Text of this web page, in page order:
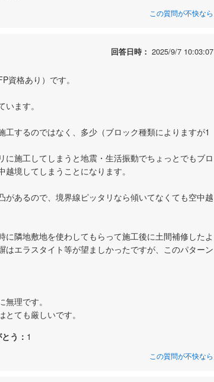
この質問が不快なら
回答日時： 2025/9/7 10:03:07
資格あり）です。
ます。
工するのではなく、多少（ブロック種類によりますが1
施工してしまうと地震・生活振動でちょっとでもブロ
境してしまうことになります。
があるので、境界線ピッタリなら傾いてなくても空中越
隣地敷地を使わしてもらって施工後に土間補修したよ
はエラスタイト等が望ましかったですが、このパターン
理です。
ても厳しいです。
う： 1
この質問が不快なら